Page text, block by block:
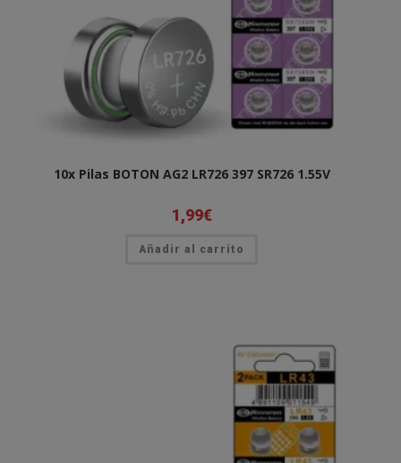
10x Pilas BOTON AG2 LR726 397 SR726 1.55V
1,99€
Añadir al carrito